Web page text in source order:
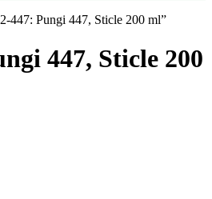
447: Pungi 447, Sticle 200 ml”
447, Sticle 200